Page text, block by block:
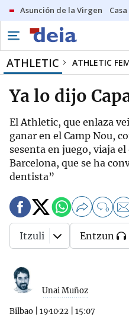
Asunción de la Virgen
ATHLETIC ATHLETIC
Ya lo dijo
El Athletic, que enlaza
ganar en el Camp Nou,
sesenta en juego, viaja
Barcelona, que se ha
dentista”
Unai Muñoz
Bilbao 19·10·22 15:07
0
Itzuli Entzun